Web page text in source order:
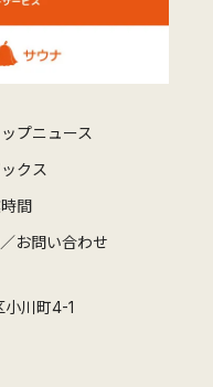
プニュース
クス
間
お問い合わせ
川町4-1